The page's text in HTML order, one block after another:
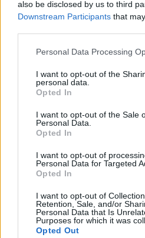
also be disclosed by us to third
Downstream Participants that
Please note that this website/app
not limited to your visit or usage
grant or deny consent to Google
use your data for below specified
consent section.
Personal Data Processing
I want to opt-out of the
personal data.
Opted In
I want to opt-out of the Sale
Personal Data.
Opted In
I want to opt-out of
Personal Data for Targeted
Opted In
I want to opt-out of
Retention, Sale, and/or
Personal Data that Is
Purposes for which it was
Opted Out
ZGŁOŚ POPRAWKĘ
Pozostały wątpliwości?
Zobacz, co zyskują
Często sprawdzane
Zarówno ty, jak i ja chcemy znać
Poprawne użycie
Dzisiaj wymawiamy tak